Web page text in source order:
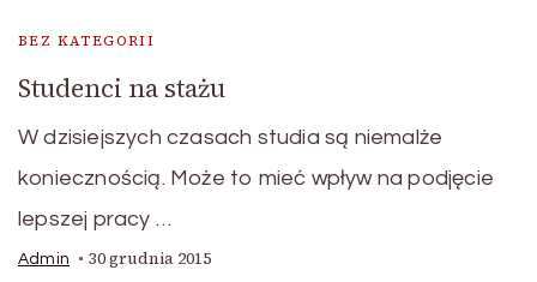
BEZ KATEGORII
Studenci na stażu
W dzisiejszych czasach studia są niemalże
koniecznością. Może to mieć wpływ na podjęcie
lepszej pracy …
Admin 30 grudnia 2015